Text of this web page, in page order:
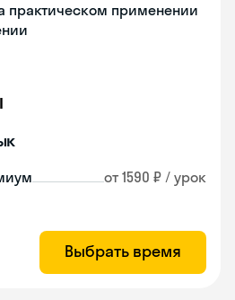
практическом применении
от 1590 ₽ / урок
Выбрать время